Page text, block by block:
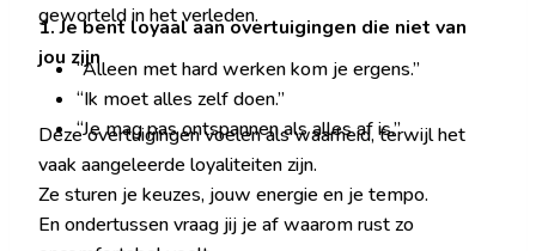
geworteld in het verleden.
1. Je bent loyaal aan overtuigingen die niet van
jou zijn“Alleen met hard werken kom je ergens.”
“Ik moet alles zelf doen.”
“Je mag pas ontspannen als alles af is.”
Deze overtuigingen voelen als waarheid, terwijl het
vaak aangeleerde loyaliteiten zijn.
Ze sturen je keuzes, jouw energie en je tempo.
En ondertussen vraag jij je af waarom rust zo